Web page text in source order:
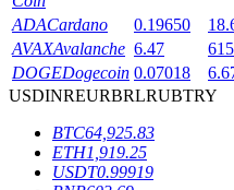
BTR Kilitleme
ADACardano 0.19650
AVAXAvalanche 6.47
DOGEDogecoin 0.07018
USDINREURBRLRUBTRY
BTC64,925.83
ETH1,919.25
USDT0.99919